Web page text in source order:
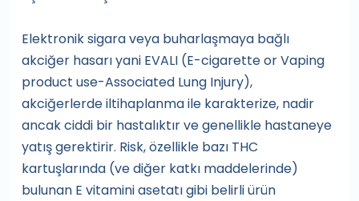
Elektronik sigara veya buharlaşmaya bağlı
akciğer hasarı yani EVALI (E-cigarette or Vaping
product use-Associated Lung Injury),
akciğerlerde iltihaplanma ile karakterize, nadir
ancak ciddi bir hastalıktır ve genellikle hastaneye
yatış gerektirir. Risk, özellikle bazı THC
kartuşlarında (ve diğer katkı maddelerinde)
bulunan E vitamini asetatı gibi belirli ürün